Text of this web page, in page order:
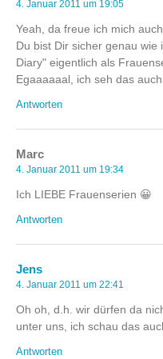
4. Januar 2011 um 19:05
Yeah, da freue ich mich
Du bist Dir sicher genau
Diary" eigentlich als
Egaaaaaal, ich seh das
Antworten
Marc
4. Januar 2011 um 19:34
Ich LIEBE Frauenserien 😀
Antworten
Jens
4. Januar 2011 um 22:41
Oh oh, d.h. wir dürfen da
unter uns, ich schau das
Antworten